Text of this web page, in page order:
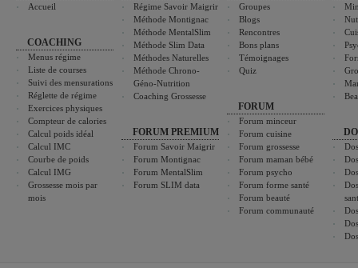
Accueil
COACHING
Menus régime
Liste de courses
Suivi des mensurations
Réglette de régime
Exercices physiques
Compteur de calories
Calcul poids idéal
Calcul IMC
Courbe de poids
Calcul IMG
Grossesse mois par
mois
Régime Savoir Maigrir
Méthode Montignac
Méthode MentalSlim
Méthode Slim Data
Méthodes Naturelles
Méthode Chrono-
Géno-Nutrition
Coaching Grossesse
FORUM PREMIUM
Forum Savoir Maigrir
Forum Montignac
Forum MentalSlim
Forum SLIM data
Groupes
Blogs
Rencontres
Bons plans
Témoignages
Quiz
FORUM
Forum minceur
Forum cuisine
Forum grossesse
Forum maman bébé
Forum psycho
Forum forme santé
Forum beauté
Forum communauté